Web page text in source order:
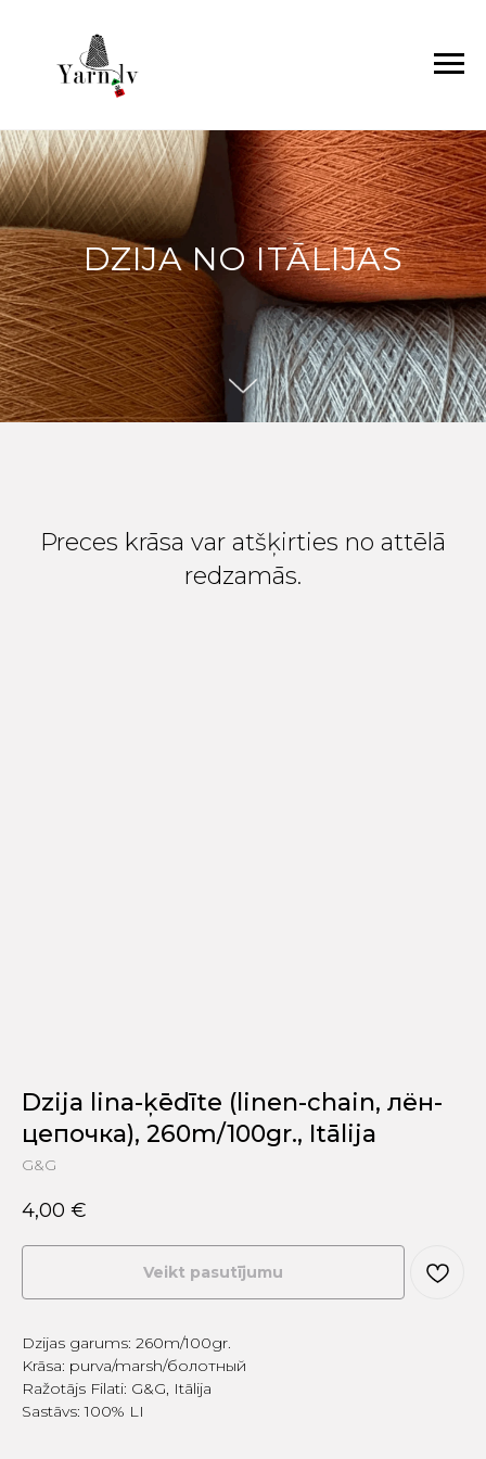
DZIJA NO ITĀLIJAS
Preces krāsa var atšķirties no attēlā
redzamās.
Dzija lina-ķēdīte (linen-chain, лён-
цепочка), 260m/100gr., Itālija
G&G
4,00 €
Veikt pasutījumu
Dzijas garums: 260m/100gr.
Krāsa: purva/marsh/болотный
Ražotājs Filati: G&G, Itālija
Sastāvs: 100% LI